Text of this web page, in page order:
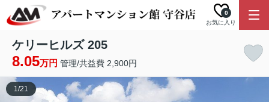
お気に入り
0
ケリーヒルズ 205
8.05万円 管理/共益費 2,900円
1/21